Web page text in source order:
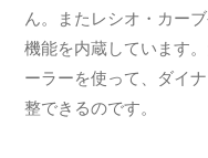
ん。またレシオ・カー
機能を内蔵しています
ーラーを使って、ダイ
整できるのです。